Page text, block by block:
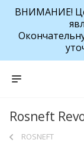
ВНИМАНИЕ!
Rosneft
ROSNEFT